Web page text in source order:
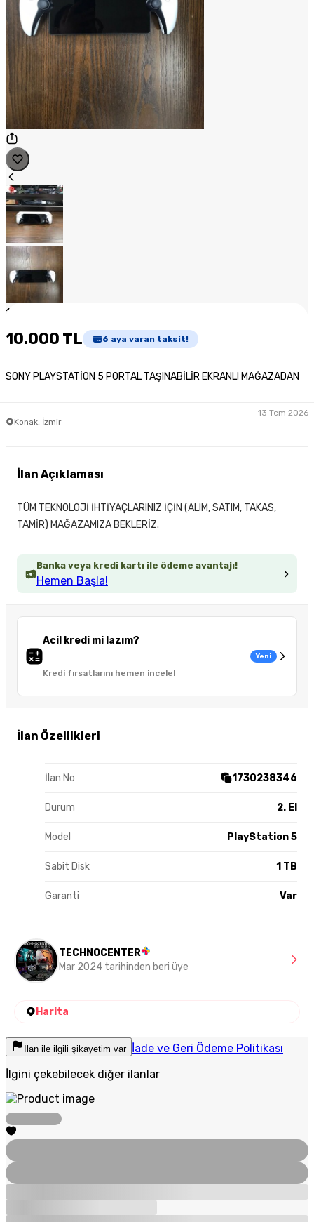
1
10.000 TL 6 aya varan taksit!
SONY PLAYSTATİON 5 PORTAL TAŞINABİLİR EKRANLI MAĞAZADAN
Konak, İzmir
13 Tem 2026
Banka veya kredi kartı ile ödeme avantajı!
Hemen Başla!
Acil kredi mi lazım?
Kredi fırsatlarını hemen incele!
Yeni
İlan Özellikleri
İlan No 1730238346
Durum 2. El
Model PlayStation 5
Sabit Disk 1 TB
Garanti Var
İlan Açıklaması
TÜM TEKNOLOJİ İHTİYAÇLARINIZ İÇİN (ALIM, SATIM, TAKAS,
TAMİR) MAĞAZAMIZA BEKLERİZ.
TECHNOCENTER
Mar 2024 tarihinden beri üye
Harita
İlan ile ilgili şikayetim var İade ve Geri Ödeme Politikası
İlgini çekebilecek diğer ilanlar